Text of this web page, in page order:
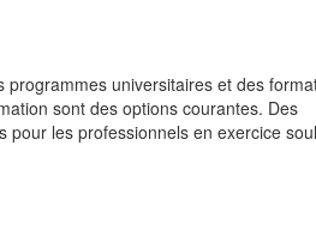
universitaires et des
sont des options courantes. Des
les professionnels en exercice